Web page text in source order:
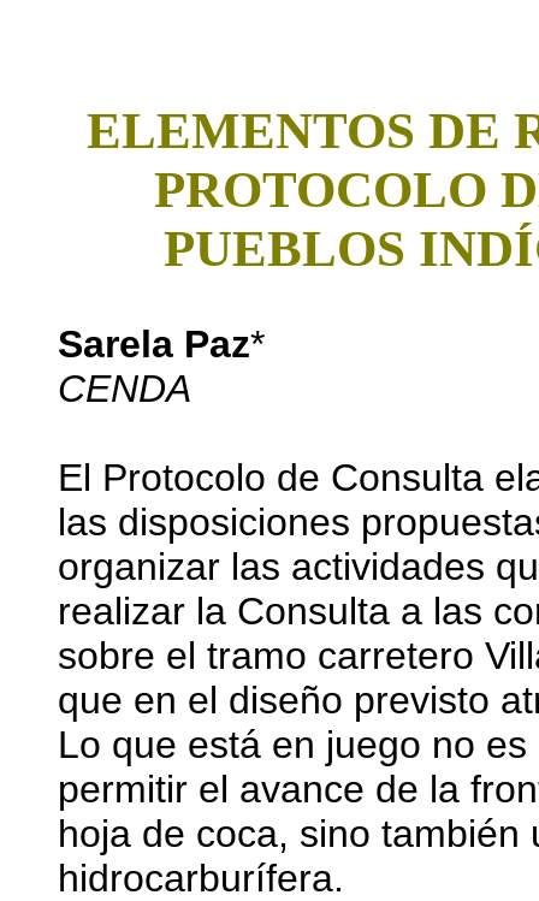
ELEMENTOS DE
PROTOCOLO
PUEBLOS
Sarela Paz*
CENDA
El Protocolo de Consulta
las disposiciones
organizar las actividades
realizar la Consulta a las
sobre el tramo carretero
que en el diseño previsto
Lo que está en juego no
permitir el avance de la
hoja de coca, sino
hidrocarburífera.